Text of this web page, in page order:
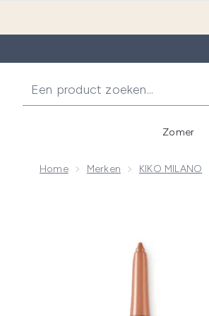
Zomer
Home Merken KIKO MILANO